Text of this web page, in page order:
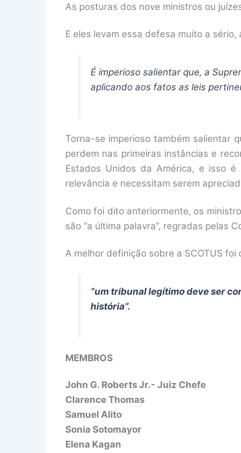
As posturas dos nove ministros ou
E eles levam essa defesa muito a
É imperioso salientar que, a
aplicando aos fatos as leis
Torna-se imperioso também salientar
perdem nas primeiras instâncias e
Estados Unidos da América, e isso
relevância e necessitam serem
Como foi dito anteriormente, os
são “a última palavra”, regradas pelas
A melhor definição sobre a SCOTUS foi
“um tribunal legítimo deve ser
história”.
MEMBROS
John G. Roberts Jr.- Juiz Chefe
Clarence Thomas
Samuel Alito
Sonia Sotomayor
Elena Kagan